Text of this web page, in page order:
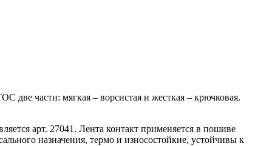
две части: мягкая – ворсистая и жесткая – крючковая.
арт. 27041. Лента контакт применяется в пошиве
назначения, термо и износостойкие, устойчивы к